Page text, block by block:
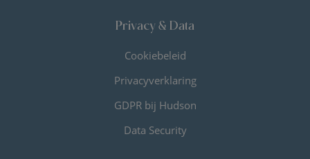
Privacy & Data
Cookiebeleid
Privacyverklaring
GDPR bij Hudson
Data Security